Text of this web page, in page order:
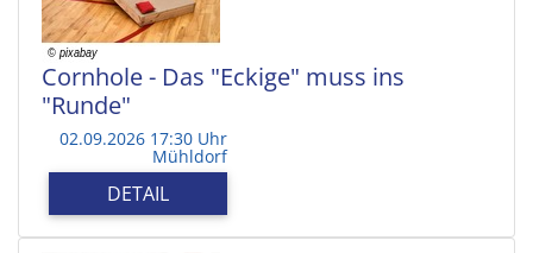
Cornhole - Das "Eckige" muss ins
"Runde"
02.09.2026 17:30 Uhr
Mühldorf
DETAIL